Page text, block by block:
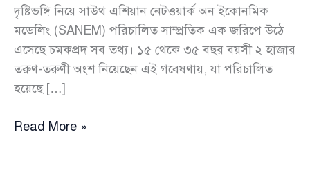
দৃষ্টিভঙ্গি নিয়ে সাউথ এশিয়ান নেটওয়ার্ক অন ইকোনমিক
মডেলিং (SANEM) পরিচালিত সাম্প্রতিক এক জরিপে উঠে
এসেছে চমকপ্রদ সব তথ্য। ১৫ থেকে ৩৫ বছর বয়সী ২ হাজার
তরুণ-তরুণী অংশ নিয়েছেন এই গবেষণায়, যা পরিচালিত
হয়েছে […]
তরুণদের
Read More »